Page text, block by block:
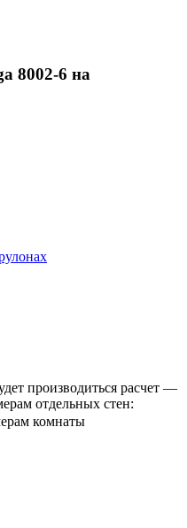
8002-6 на
производиться расчет —
отдельных стен:
комнаты